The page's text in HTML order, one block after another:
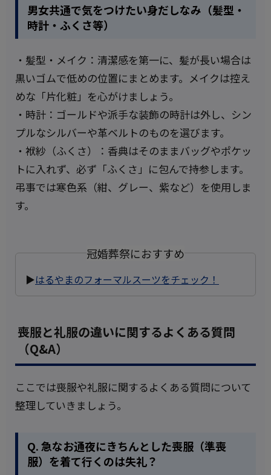
男女共通で気をつけたい身だしなみ（髪型・
時計・ふくさ等）
・髪型・メイク：清潔感を第一に、髪が長い場合は
黒いゴムで低めの位置にまとめます。メイクは控え
めな「片化粧」を心がけましょう。
・時計：ゴールドや派手な装飾の時計は外し、シン
プルなシルバーや革ベルトのものを選びます。
・袱紗（ふくさ）：香典はそのままバッグやポケッ
トに入れず、必ず「ふくさ」に包んで持参します。
弔事では寒色系（紺、グレー、紫など）を使用しま
す。
冠婚葬祭におすすめ
▶はるやまのフォーマルスーツをチェック！
喪服と礼服の違いに関するよくある質問
（Q&A）
ここでは喪服や礼服に関するよくある質問について
整理していきましょう。
Q. 急なお通夜にきちんとした喪服（準喪
服）を着て行くのは失礼？